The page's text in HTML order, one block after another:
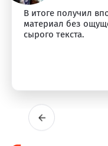
В итоге получил
материал без
сырого текста.